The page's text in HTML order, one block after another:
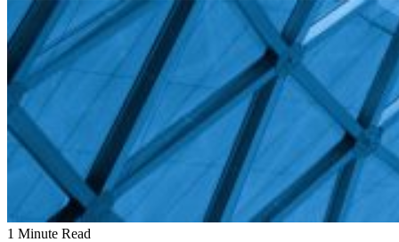
1 Minute Read